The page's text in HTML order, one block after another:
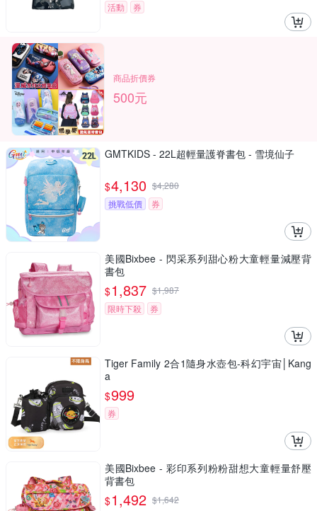
活動 券
商品折價券
500元
GMTKIDS - 22L超輕量護脊書包 - 雪境仙子
$4,130 $4,280
挑戰低價
券
美國Bixbee - 閃采系列甜心粉大童輕量減壓背
書包
$1,837 $1,987
限時下殺
券
Tiger Family 2合1隨身水壺包-科幻宇宙│Kang
a
$999
券
美國Bixbee - 彩印系列粉粉甜想大童輕量舒壓
背書包
$1,492 $1,642